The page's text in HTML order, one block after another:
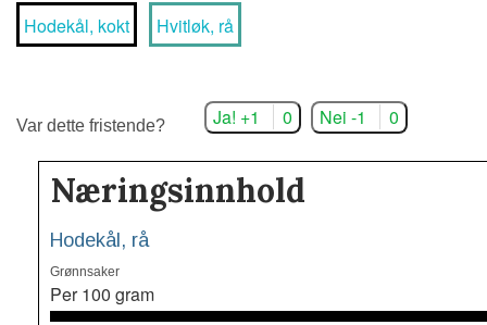
Hodekål, kokt Hvitløk, rå
Var dette fristende? Ja! +1 0 Nei -1 0
Næringsinnhold
Hodekål, rå
Grønnsaker
Per 100 gram